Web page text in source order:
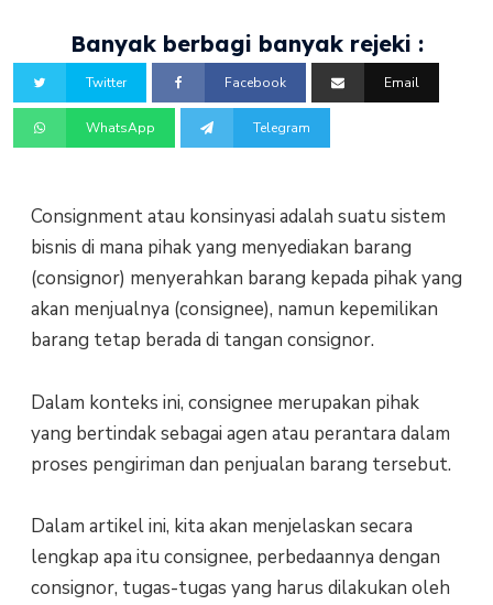
Banyak berbagi banyak rejeki :
Twitter Facebook Email
WhatsApp Telegram
Consignment atau konsinyasi adalah suatu sistem
bisnis di mana pihak yang menyediakan barang
(consignor) menyerahkan barang kepada pihak yang
akan menjualnya (consignee), namun kepemilikan
barang tetap berada di tangan consignor.
Dalam konteks ini, consignee merupakan pihak
yang bertindak sebagai agen atau perantara dalam
proses pengiriman dan penjualan barang tersebut.
Dalam artikel ini, kita akan menjelaskan secara
lengkap apa itu consignee, perbedaannya dengan
consignor, tugas-tugas yang harus dilakukan oleh